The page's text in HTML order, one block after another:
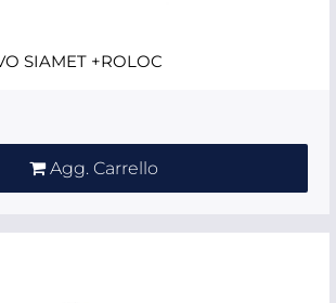
SIAMET +ROLOC
Agg. Carrello